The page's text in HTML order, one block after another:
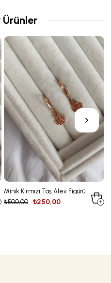
Ürünler
Minik Kırmızı Taş Alev Figürü
Çelik Küpe₺250,00
₺500,00